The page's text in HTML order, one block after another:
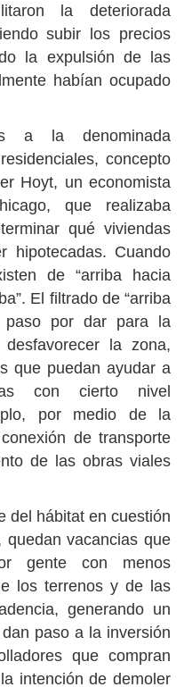
la deteriorada
subir los precios
la expulsión de las
habían ocupado
a la denominada
concepto
Hoyt, un economista
que realizaba
qué viviendas
hipotecadas. Cuando
de “arriba hacia
El filtrado de “arriba
paso por dar para la
la zona,
que puedan ayudar a
con cierto nivel
por medio de la
de transporte
de las obras viales
del hábitat en cuestión
vacancias que
gente con menos
los terrenos y de las
generando un
paso a la inversión
que compran
intención de demoler